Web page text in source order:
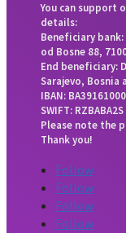
You can support
details:
Beneficiary
od Bosne 88,
End beneficiary:
Sarajevo, Bosnia
IBAN:
SWIFT: RZBABA2S
Please note the
Thank you!
Follow
Follow
Follow
Follow